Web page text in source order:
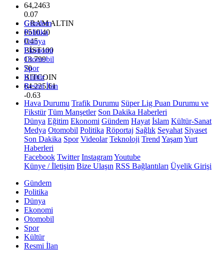
64,2463
0.07
GRAM ALTIN
6510.40
0.45
BİST100
13.799
70
BITCOIN
64.225,61
-0.63
Gündem
Politika
Dünya
Ekonomi
Otomobil
Spor
Kültür
Resmi İlan
Hava Durumu Trafik Durumu Süper Lig Puan Durumu ve
Fikstür Tüm Manşetler Son Dakika Haberleri
Dünya Eğitim Ekonomi Gündem Hayat İslam Kültür-Sanat
Medya Otomobil Politika Röportaj Sağlık Seyahat Siyaset
Son Dakika Spor Videolar Teknoloji Trend YaşamYurt
Haberleri
Facebook Twitter InstagramYoutube
Künye / İletişim Bize Ulaşın RSS Bağlantıları Üyelik Girişi
Gündem
Politika
Dünya
Ekonomi
Otomobil
Spor
Kültür
Resmi İlan